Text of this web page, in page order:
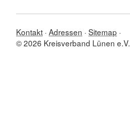
Kontakt Adressen Sitemap
© 2026 Kreisverband Lünen e.V.